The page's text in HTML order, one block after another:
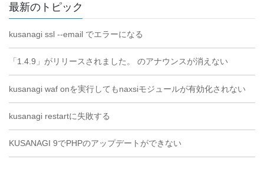
最新のトピック
kusanagi ssl --email でエラーになる
「1.4.9」がリリースされました。 のアナウンスが消えない
kusanagi waf onを実行してもnaxsiモジュールが有効化されない
kusanagi restartに失敗する
KUSANAGI 9でPHPのアップデートができない